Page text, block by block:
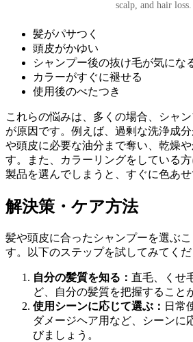
scalp, and hair loss.
髪がパサつく
頭皮がかゆい
シャンプー後の抜け毛が気にな
カラーがすぐに褪せる
使用後のべたつき
これらの悩みは、多くの場合、シャ
が原因です。例えば、過剰な洗浄成
や頭皮に必要な油分まで奪い、乾燥
す。また、カラーリングをしている
製品を選んでしまうと、すぐに色あせ
解決策・ケア方法
髪や頭皮に合ったシャンプーを選ぶ
す。以下のステップを試してみてくだ
自分の髪質を知る： 直毛、くせ
ど、自分の髪質を把握すること
使用シーンに応じて選ぶ： 日常
ダメージヘア用など、シーンに
びましょう。